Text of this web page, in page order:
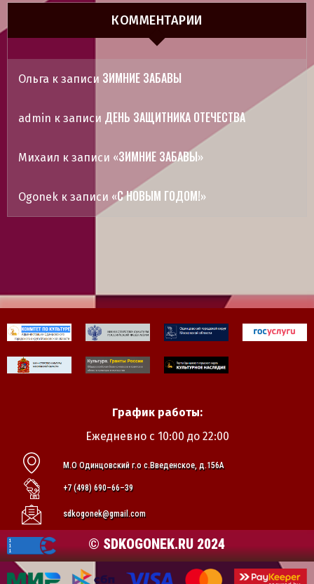
КОММЕНТАРИИ
Ольга к записи ЗИМНИЕ ЗАБАВЫ
admin к записи ДЕНЬ ЗАЩИТНИКА ОТЕЧЕСТВА
Михаил к записи «ЗИМНИЕ ЗАБАВЫ»
Ogonek к записи «С НОВЫМ ГОДОМ!»
График работы:
Ежедневно с 10:00 до 22:00
М.О Одинцовский г.о с.Введенское, д.156А
+7 (498) 690–66–39
sdkogonek@gmail.com
© SDKOGONEK.RU 2024